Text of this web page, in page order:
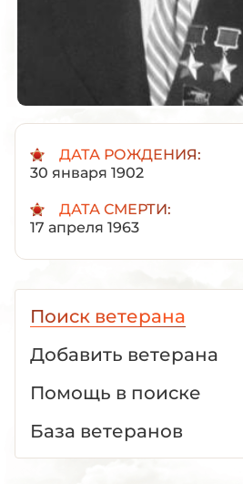
ДАТА РОЖДЕНИЯ:
30 января 1902
ДАТА СМЕРТИ:
17 апреля 1963
Поиск ветерана
Добавить ветерана
Помощь в поиске
База ветеранов